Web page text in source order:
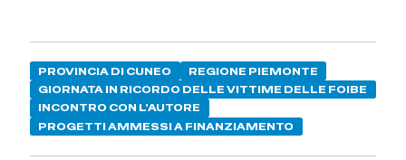
PROVINCIA DI CUNEO
REGIONE PIEMONTE
GIORNATA IN RICORDO DELLE VITTIME DELLE FOIBE
INCONTRO CON L'AUTORE
PROGETTI AMMESSI A FINANZIAMENTO